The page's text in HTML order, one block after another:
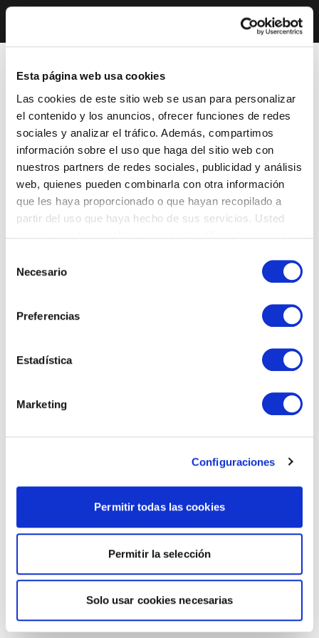
Esta página web usa cookies
Las cookies de este sitio web se usan para personalizar
el contenido y los anuncios, ofrecer funciones de redes
sociales y analizar el tráfico. Además, compartimos
información sobre el uso que haga del sitio web con
nuestros partners de redes sociales, publicidad y análisis
web, quienes pueden combinarla con otra información
que les haya proporcionado o que hayan recopilado a
partir del uso que haya hecho de sus servicios. Usted
Necesario
Preferencias
Estadística
Marketing
Configuraciones
Permitir todas las cookies
Permitir la selección
Solo usar cookies necesarias